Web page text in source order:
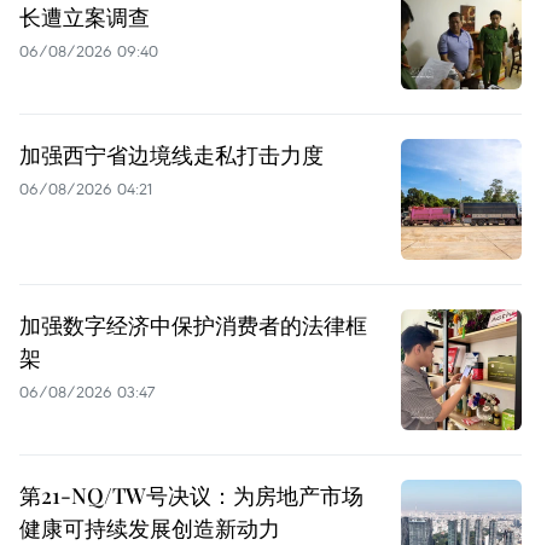
长遭立案调查
06/08/2026 09:40
加强西宁省边境线走私打击力度
06/08/2026 04:21
加强数字经济中保护消费者的法律框
架
06/08/2026 03:47
第21-NQ/TW号决议：为房地产市场
健康可持续发展创造新动力